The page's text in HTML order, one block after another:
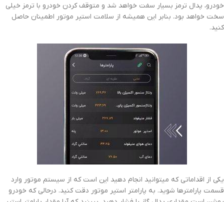
خودرو، پدال ترمز بسیار سفت خواهد شد و متوقف کردن خودرو با ترمز خیلی
سخت خواهد بود. بنابر این همیشه از سلامت استپر موتور اطمینان حاصل
کنید.
یکی از اقداماتی که میتوانید انجام دهید این است که از سیستم موتور وارد
قسمت پارامترها شوید. به پارامتر استپر موتور دقت کنید. درحالی که خودرو